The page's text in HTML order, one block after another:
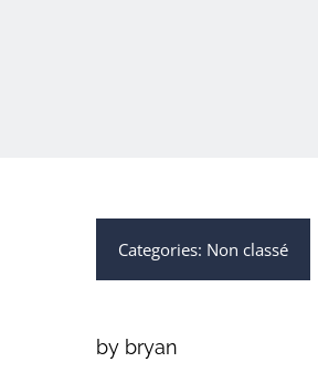
Categories: Non classé
by bryan